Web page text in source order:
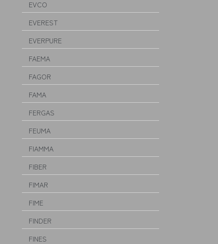
EVCO
EVEREST
EVERPURE
FAEMA
FAGOR
FAMA
FERGAS
FEUMA
FIAMMA
FIBER
FIMAR
FIME
FINDER
FINES